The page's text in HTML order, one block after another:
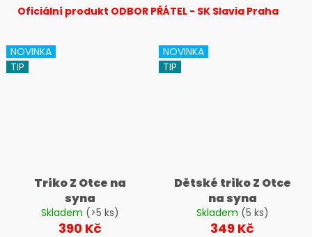
Oficiální produkt ODBOR PŘÁTEL - SK Slavia Praha
NOVINKA
TIP
Triko Z Otce na
syna
Skladem (>5 ks)
390 Kč
NOVINKA
TIP
Dětské triko Z Otce
na syna
Skladem (5 ks)
349 Kč